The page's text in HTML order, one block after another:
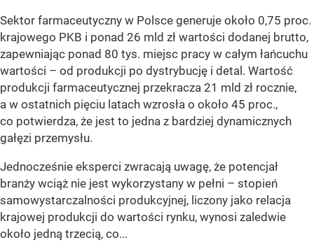
Sektor farmaceutyczny w Polsce generuje około 0,75 proc.
krajowego PKB i ponad 26 mld zł wartości dodanej brutto,
zapewniając ponad 80 tys. miejsc pracy w całym łańcuchu
wartości – od produkcji po dystrybucję i detal. Wartość
produkcji farmaceutycznej przekracza 21 mld zł rocznie,
a w ostatnich pięciu latach wzrosła o około 45 proc.,
co potwierdza, że jest to jedna z bardziej dynamicznych
gałęzi przemysłu.
Jednocześnie eksperci zwracają uwagę, że potencjał
branży wciąż nie jest wykorzystany w pełni – stopień
samowystarczalności produkcyjnej, liczony jako relacja
krajowej produkcji do wartości rynku, wynosi zaledwie
około jedną trzecią, co...